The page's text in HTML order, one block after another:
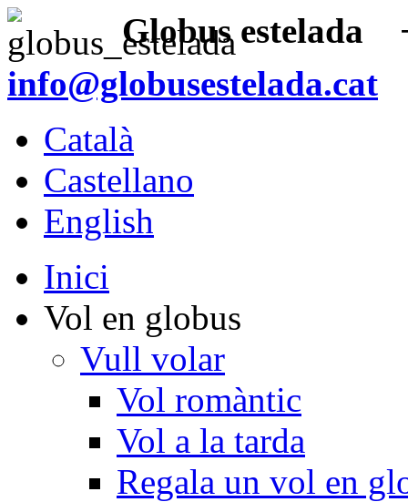
Globus estelada
info@globusestelada.cat
Català
Castellano
English
Inici
Vol en globus
Vull volar
Vol romàntic
Vol a la tarda
Regala un vol en